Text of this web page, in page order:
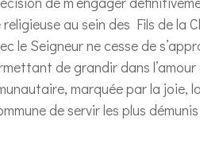
au sein des Fils de la
Seigneur ne cesse de
de grandir dans
marquée par la joie,
de servir les plus